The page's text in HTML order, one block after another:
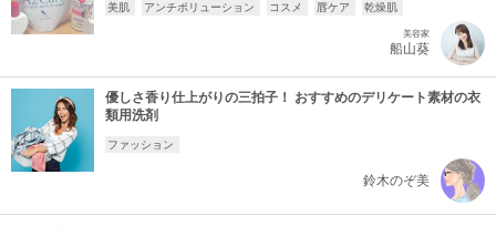
美肌 アンチポリューション コスメ 唇ケア 乾燥肌
美容家
船山葵
優しさ香り仕上がりの三拍子！ おすすめのデリケート素材の衣
類用洗剤
ファッション
鈴木のぞ美